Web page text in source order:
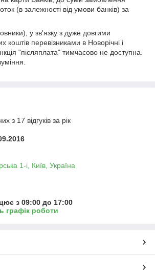
(в залежності від умови банків) за
у зв'язку з дуже довгими
коштів перевізниками в Новорічні і
"післяплата" тимчасово не доступна.
з 17 відгуків за рік
1-і, Київ, Україна
з 09:00 до 17:00
графік роботи